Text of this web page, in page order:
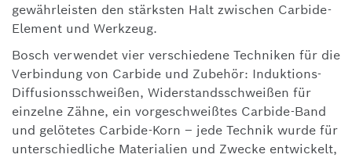
gewährleisten den stärksten Halt zwischen Carbide-
Element und Werkzeug.
Bosch verwendet vier verschiedene Techniken für die
Verbindung von Carbide und Zubehör: Induktions-
Diffusionsschweißen, Widerstandsschweißen für
einzelne Zähne, ein vorgeschweißtes Carbide-Band
und gelötetes Carbide-Korn – jede Technik wurde für
unterschiedliche Materialien und Zwecke entwickelt,